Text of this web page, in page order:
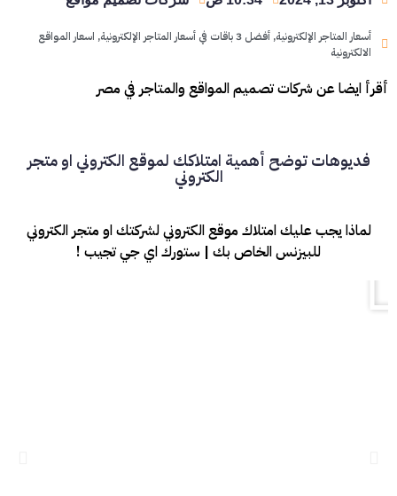
أسعار المتاجر الإلكترونية, أفضل 3 باقات في أسعار المتاجر الإلكترونية , اسعار المواقع
الالكترونية
أقرأ ايضا عن شركات تصميم المواقع والمتاجر في مصر
فديوهات توضح أهمية امتلاكك لموقع الكتروني او متجر
الكتروني
لماذا يجب عليك امتلاك موقع الكتروني لشركتك او متجر الكتروني
للبيزنس الخاص بك | ستورك اي جي تجيب !